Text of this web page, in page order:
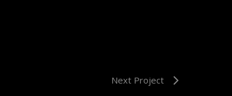
Next Project